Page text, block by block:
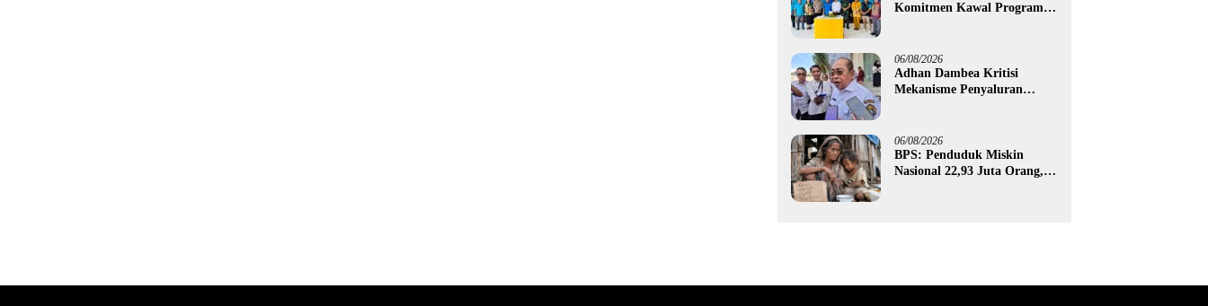
Komitmen Kawal Program
06/08/2026
Adhan Dambea Kritisi
Mekanisme Penyaluran
06/08/2026
BPS: Penduduk Miskin
Nasional 22,93 Juta Orang,